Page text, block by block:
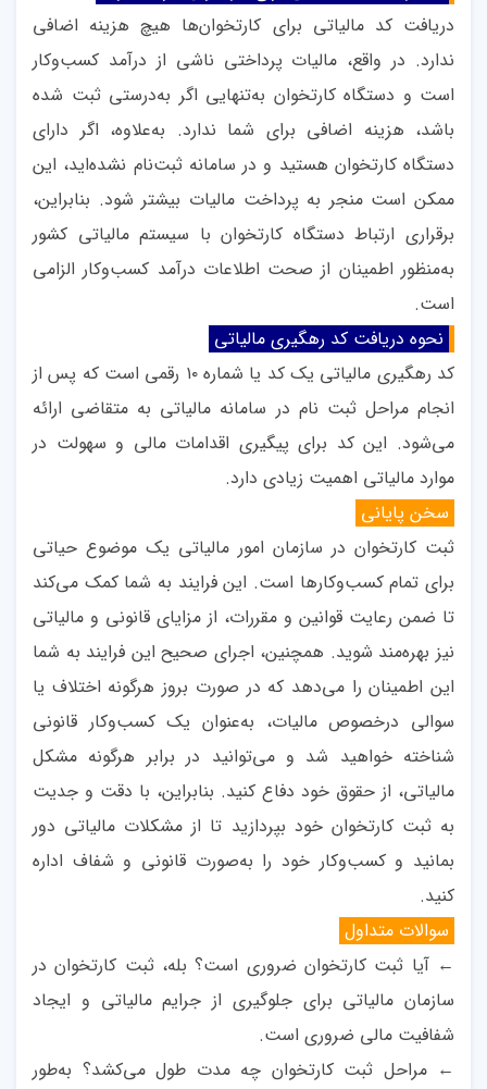
دریافت کد مالیاتی برای کارتخوان‌ها هیچ هزینه اضافی
ندارد. در واقع، مالیات پرداختی ناشی از درآمد کسب‌وکار
است و دستگاه کارتخوان به‌تنهایی اگر به‌درستی ثبت شده
باشد، هزینه اضافی برای شما ندارد. به‌علاوه، اگر دارای
دستگاه کارتخوان هستید و در سامانه ثبت‌نام نشده‌اید، این
ممکن است منجر به پرداخت مالیات بیشتر شود. بنابراین،
برقراری ارتباط دستگاه کارتخوان با سیستم مالیاتی کشور
به‌منظور اطمینان از صحت اطلاعات درآمد کسب‌وکار الزامی
است.
نحوه دریافت کد رهگیری مالیاتی
کد رهگیری مالیاتی یک کد یا شماره ۱۰ رقمی است که پس از
انجام مراحل ثبت نام در سامانه مالیاتی به متقاضی ارائه
می‌شود. این کد برای پیگیری اقدامات مالی و سهولت در
موارد مالیاتی اهمیت زیادی دارد.
سخن پایانی
ثبت کارتخوان در سازمان امور مالیاتی یک موضوع حیاتی
برای تمام کسب‌وکارها است. این فرایند به شما کمک می‌کند
تا ضمن رعایت قوانین و مقررات، از مزایای قانونی و مالیاتی
نیز بهره‌مند شوید. همچنین، اجرای صحیح این فرایند به شما
این اطمینان را می‌دهد که در صورت بروز هرگونه اختلاف یا
سوالی درخصوص مالیات، به‌عنوان یک کسب‌وکار قانونی
شناخته خواهید شد و می‌توانید در برابر هرگونه مشکل
مالیاتی، از حقوق خود دفاع کنید. بنابراین، با دقت و جدیت
به ثبت کارتخوان خود بپردازید تا از مشکلات مالیاتی دور
بمانید و کسب‌وکار خود را به‌صورت قانونی و شفاف اداره
کنید.
سوالات متداول
← آیا ثبت کارتخوان ضروری است؟ بله، ثبت کارتخوان در
سازمان مالیاتی برای جلوگیری از جرایم مالیاتی و ایجاد
شفافیت مالی ضروری است.
← مراحل ثبت کارتخوان چه مدت طول می‌کشد؟ به‌طور